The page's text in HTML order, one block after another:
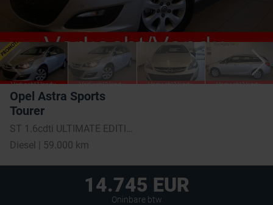
Opel Astra Sports
Tourer
Diesel | 59.000 km
14.745 EUR
Oninbare btw